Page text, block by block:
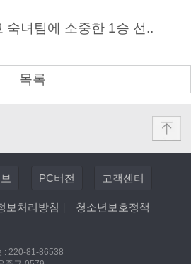
숙녀팀에 소중한 1승 선..
목록
PC버전 고객센터
보처리방침 청소년보호정책
: 220-81-86538